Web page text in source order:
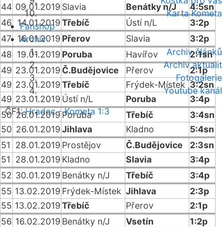
Karta Kometa
Fanshop
Archiv
Archiv článků
Archiv aktualit
Fotogalerie
Youtube kanál
ČF1:Hradec - Kometa 1:3
44 09.01.2019 Slavia Benátky n/J
4:5sn
46
14.01.2019Třebíč Ústí n/L
3:2p
47
16.01.2019 Přerov Slavia
3:2p
48 19.01.2019 Poruba Havířov
2:1sn
49 23.01.2019 Č.Budějovice Přerov
2:1p
49 23.01.2019Třebíč Frýdek-Místek 3:2sn
49 23.01.2019 Ústí n/L Poruba
3:4p
50 26.01.2019Poruba Třebíč
3:4sn
50 26.01.2019Jihlava Kladno
5:4sn
51
28.01.2019 Prostějov Č.Budějovice
2:3sn
51
28.01.2019 Kladno Slavia
3:4p
52 30.01.2019 Benátky n/J Třebíč
3:4p
55 13.02.2019 Frýdek-Místek Jihlava
2:3p
55 13.02.2019Třebíč Přerov
2:1p
56 16.02.2019 Benátky n/J Vsetín
1:2p